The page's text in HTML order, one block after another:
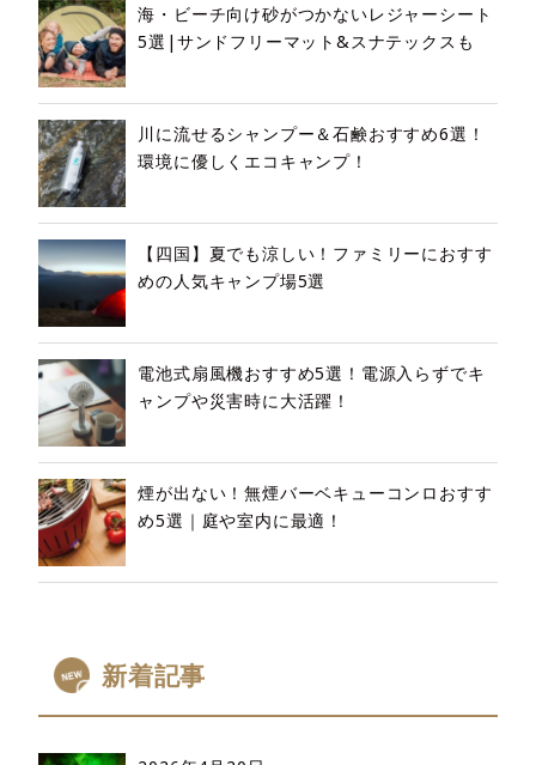
海・ビーチ向け砂がつかないレジャーシート
5選|サンドフリーマット&スナテックスも
川に流せるシャンプー＆石鹸おすすめ6選！
環境に優しくエコキャンプ！
【四国】夏でも涼しい！ファミリーにおすす
めの人気キャンプ場5選
電池式扇風機おすすめ5選！電源入らずでキ
ャンプや災害時に大活躍！
煙が出ない！無煙バーベキューコンロおすす
め5選｜庭や室内に最適！
新着記事